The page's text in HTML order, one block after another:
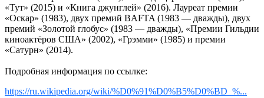
«Тут» (2015) и «Книга джунглей» (2016). Лауреат премии
«Оскар» (1983), двух премий BAFTA (1983 — дважды), двух
премий «Золотой глобус» (1983 — дважды), «Премии Гильдии
киноактёров США» (2002), «Грэмми» (1985) и премии
«Сатурн» (2014).
Подробная информация по ссылке:
https://ru.wikipedia.org/wiki/%D0%91%D0%B5%D0%BD_%...